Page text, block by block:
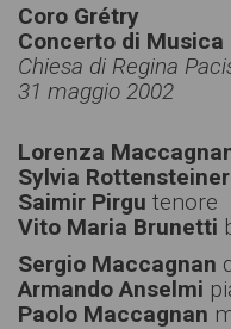
Coro Grétry
Concerto di Musica
Chiesa di Regina
31 maggio 2002
Lorenza
Sylvia Rottensteiner
Saimir Pirgu tenore
Vito Maria Brunetti
Sergio Maccagnan
Armando Anselmi
Paolo Maccagnan